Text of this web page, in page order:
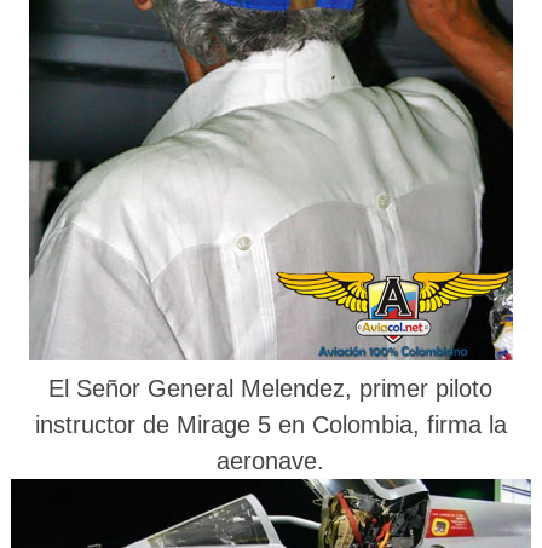
El Señor General Melendez, primer piloto
instructor de Mirage 5 en Colombia, firma la
aeronave.